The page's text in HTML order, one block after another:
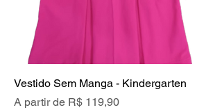
Vestido Sem Manga - Kindergarten
A partir de R$ 119,90
Preço promocional